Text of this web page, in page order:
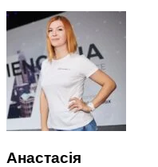
почала відвідувати
через 3 місяці вона
працює, взагалі не
зробити за півтора року,
невеликий термін. Лікар
просто пощастило і я на
натрапила. А ще кажуть,
Анастасія